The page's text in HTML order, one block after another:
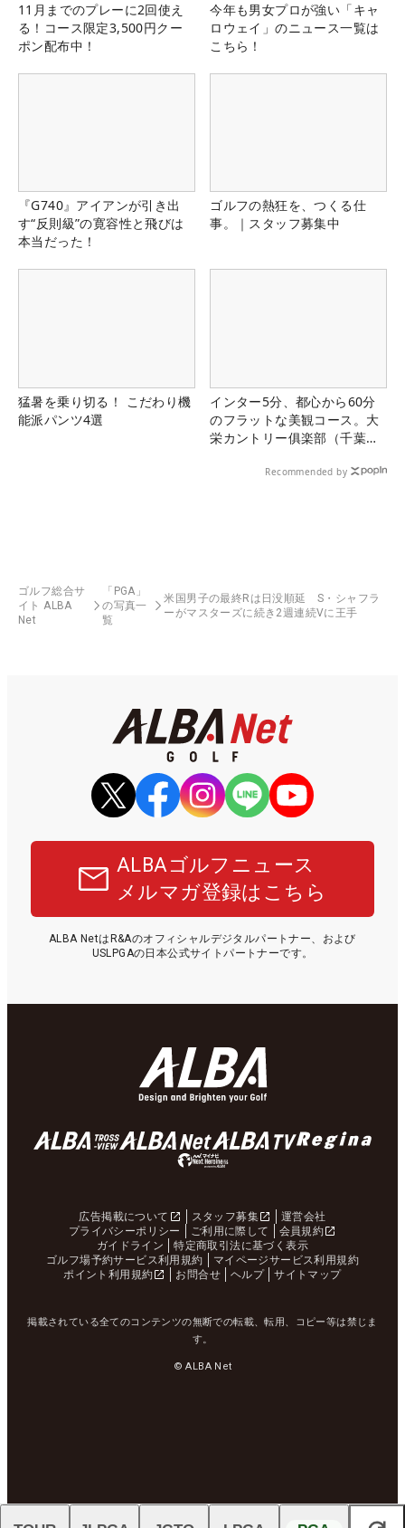
11月までのプレーに2回使え
る！コース限定3,500円クー
ポン配布中！
今年も男女プロが強い「キャ
ロウェイ」のニュース一覧は
こちら！
『G740』アイアンが引き出
す“反則級”の寛容性と飛びは
本当だった！
ゴルフの熱狂を、つくる仕
事。｜スタッフ募集中
猛暑を乗り切る！ こだわり機
能派パンツ4選
インター5分、都心から60分
のフラットな美観コース。大
栄カントリー俱楽部（千葉
Recommended by
ゴルフ総合サ
イト ALBA
Net
「PGA」
の写真一
覧
米国男子の最終Rは日没順延 S・シャフラ
ーがマスターズに続き2週連続Vに王手
ALBAゴルフニュース
メルマガ登録はこちら
ALBA NetはR&Aのオフィシャルデジタルパートナー、および
USLPGAの日本公式サイトパートナーです。
広告掲載について スタッフ募集
運営会社
プライバシーポリシー
ご利用に際して
会員規約
ガイドライン
特定商取引法に基づく表示
ゴルフ場予約サービス利用規約
マイページサービス利用規約
ポイント利用規約
お問合せ ヘルプ サイトマップ
掲載されている全てのコンテンツの無断での転載、転用、コピー等は禁じま
す。
© ALBA Net